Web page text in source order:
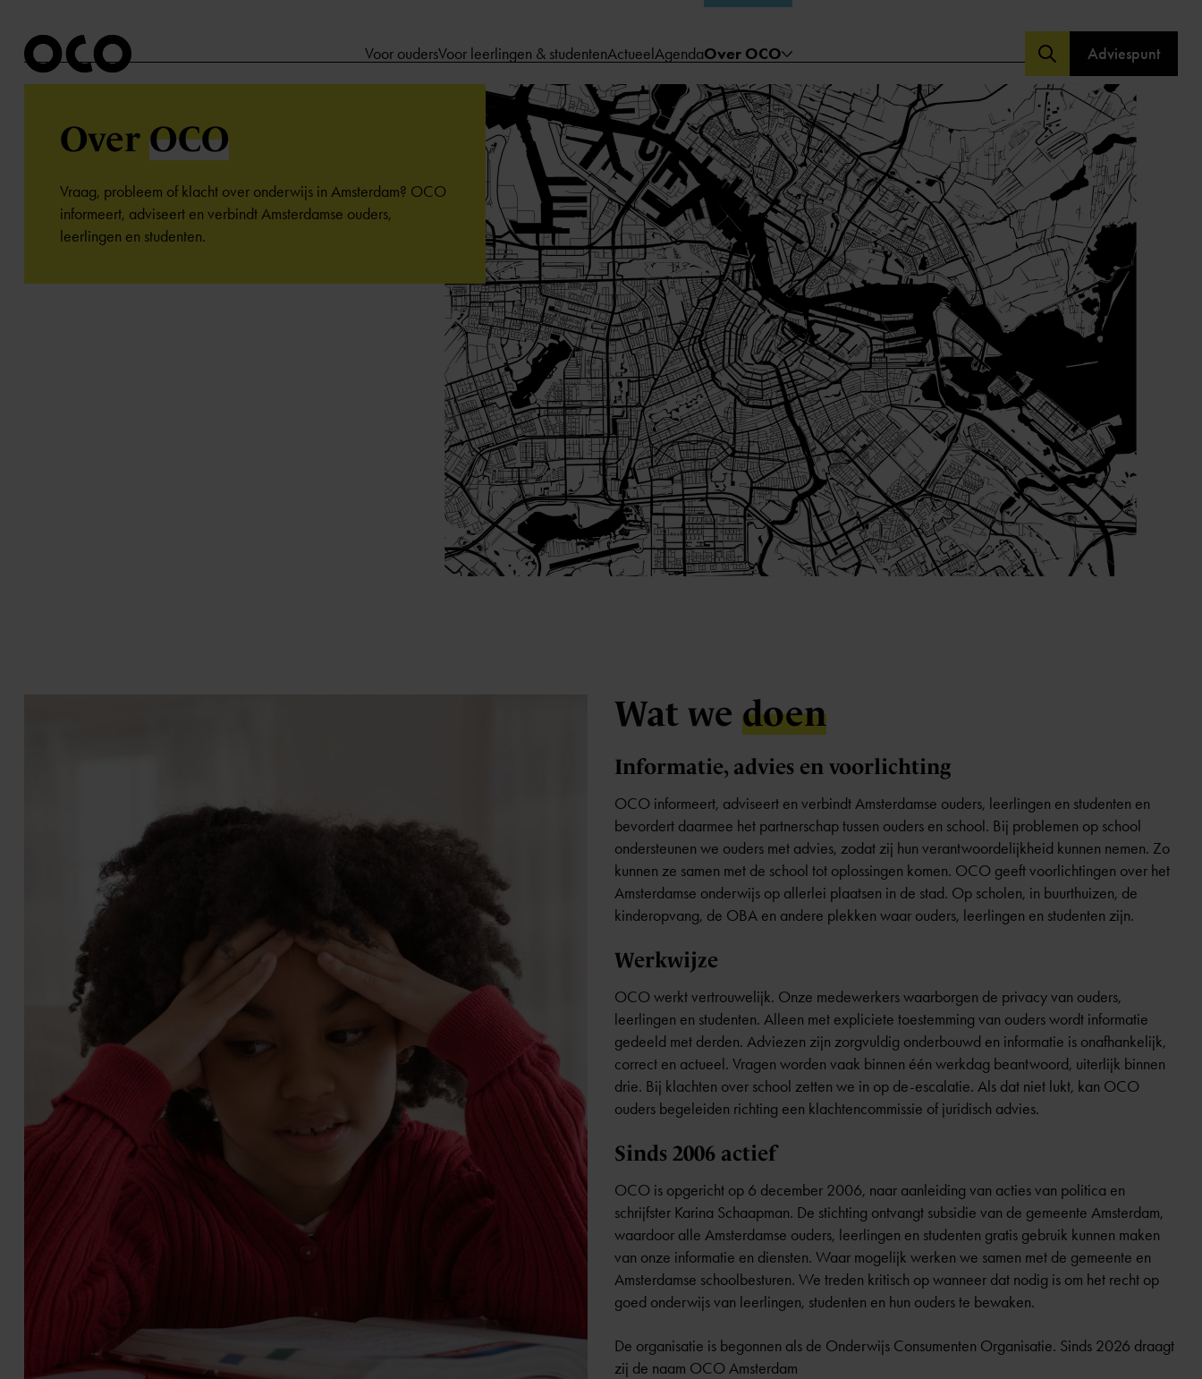
Voor oudersVoor leerlingen & studentenActueelAgendaOver OCO Adviespunt
Over OCO
Vraag, probleem of klacht over onderwijs in Amsterdam? OCO
informeert, adviseert en verbindt Amsterdamse ouders,
leerlingen en studenten.
Wat we doen
Informatie, advies en voorlichting
OCO informeert, adviseert en verbindt Amsterdamse ouders, leerlingen en studenten en
bevordert daarmee het partnerschap tussen ouders en school. Bij problemen op school
ondersteunen we ouders met advies, zodat zij hun verantwoordelijkheid kunnen nemen. Zo
kunnen ze samen met de school tot oplossingen komen. OCO geeft voorlichtingen over het
Amsterdamse onderwijs op allerlei plaatsen in de stad. Op scholen, in buurthuizen, de
kinderopvang, de OBA en andere plekken waar ouders, leerlingen en studenten zijn.
Werkwijze
OCO werkt vertrouwelijk. Onze medewerkers waarborgen de privacy van ouders,
leerlingen en studenten. Alleen met expliciete toestemming van ouders wordt informatie
gedeeld met derden. Adviezen zijn zorgvuldig onderbouwd en informatie is onafhankelijk,
correct en actueel. Vragen worden vaak binnen één werkdag beantwoord, uiterlijk binnen
drie. Bij klachten over school zetten we in op de-escalatie. Als dat niet lukt, kan OCO
ouders begeleiden richting een klachtencommissie of juridisch advies.
Sinds 2006 actief
OCO is opgericht op 6 december 2006, naar aanleiding van acties van politica en
schrijfster Karina Schaapman. De stichting ontvangt subsidie van de gemeente Amsterdam,
waardoor alle Amsterdamse ouders, leerlingen en studenten gratis gebruik kunnen maken
van onze informatie en diensten. Waar mogelijk werken we samen met de gemeente en
Amsterdamse schoolbesturen. We treden kritisch op wanneer dat nodig is om het recht op
goed onderwijs van leerlingen, studenten en hun ouders te bewaken.
De organisatie is begonnen als de Onderwijs Consumenten Organisatie. Sinds 2026 draagt
zij de naam OCO Amsterdam